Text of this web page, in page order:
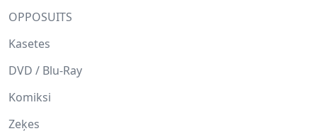
OPPOSUITS
Kasetes
DVD / Blu-Ray
Komiksi
Zeķes